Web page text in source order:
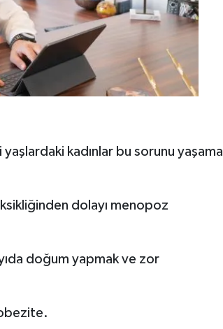
kadınlar bu sorunu yaşama
dolayı menopoz
doğum yapmak ve zor